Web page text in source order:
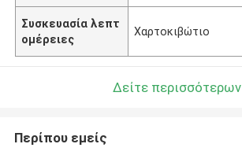
Συσκευασία λεπτ
ομέρειες
Χαρτοκιβώτιο
Δείτε περισσότερων
Περίπου εμείς